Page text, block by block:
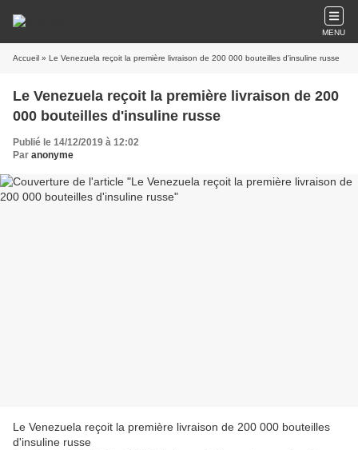
MENU
Accueil » Le Venezuela reçoit la première livraison de 200 000 bouteilles d'insuline russe
Le Venezuela reçoit la première livraison de 200
000 bouteilles d'insuline russe
Publié le 14/12/2019 à 12:02
Par anonyme
Le Venezuela reçoit la première livraison de 200 000 bouteilles
d'insuline russe